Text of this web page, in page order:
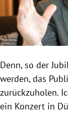
Denn, so der
werden, das
zurückzuholen.
ein Konzert in